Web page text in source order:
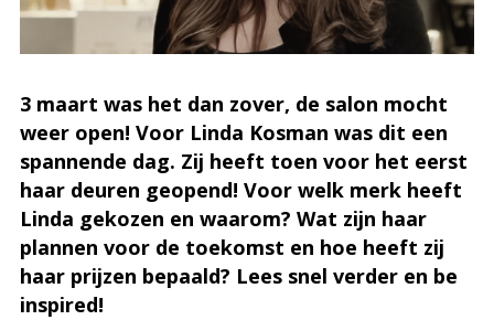
3 maart was het dan zover, de salon mocht
weer open! Voor Linda Kosman was dit een
spannende dag. Zij heeft toen voor het eerst
haar deuren geopend! Voor welk merk heeft
Linda gekozen en waarom? Wat zijn haar
plannen voor de toekomst en hoe heeft zij
haar prijzen bepaald? Lees snel verder en be
inspired!